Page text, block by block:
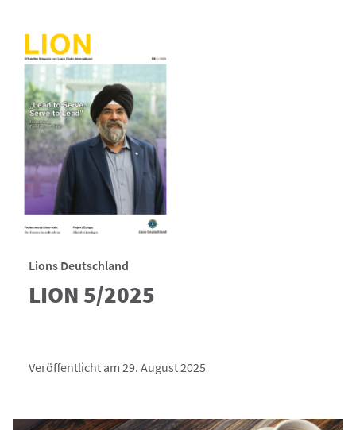
Lions Deutschland
LION 5/2025
Veröffentlicht am 29. August 2025